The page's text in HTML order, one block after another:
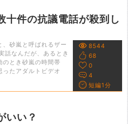
十件の抗議電話が殺到し
砂嵐と呼ばれるザー
話なんだが、あるとき
のとき砂嵐の時間帯
ったアダルトビデオ
8544
68
0
4
短編1分
いい？